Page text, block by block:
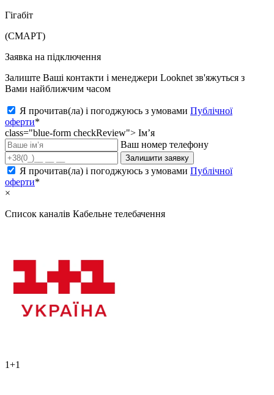
Гігабіт
(СМАРТ)
Заявка на підключення
Залиште Ваші контакти і менеджери Looknet зв'яжуться з
Вами найближчим часом
Я прочитав(ла) і погоджуюсь з умовами Публічної
оферти*
class="blue-form checkReview"> Ім’я
Ваш номер телефону
Залишити заявку
Я прочитав(ла) і погоджуюсь з умовами Публічної
оферти*
×
Список каналів Кабельне телебачення
1+1